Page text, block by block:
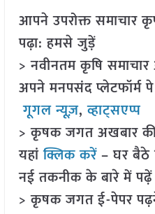
आपने उपरोक्त समाचार
पढ़ा: हमसे जुड़ें
> नवीनतम कृषि
अपने मनपसंद
गूगल न्यूज़,व्हाट्सएप्प
> कृषक जगत अखबार
यहांक्लिक करें– घर बैठे
नई तकनीक के बारे में पढ़ें
> कृषक जगत ई-पेपर